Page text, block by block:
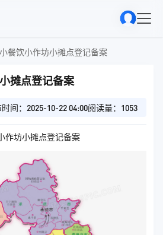
餐饮小作坊小摊点登记备案
摊点登记备案
间：2025-10-22 04:00阅读量：1053
作坊小摊点登记备案